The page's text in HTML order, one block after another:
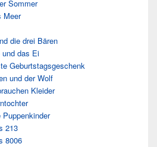
Sommer
Meer
die drei Bären
und das Ei
Geburtstagsgeschenk
und der Wolf
Kleider
213
8006